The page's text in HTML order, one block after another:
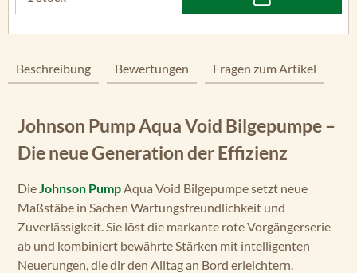
Beschreibung Bewertungen Fragen zum Artikel
Johnson Pump Aqua Void Bilgepumpe –
Die neue Generation der Effizienz
DieJohnson PumpAqua Void Bilgepumpe setzt neue
Maßstäbe in Sachen Wartungsfreundlichkeit und
Zuverlässigkeit. Sie löst die markante rote Vorgängerserie
ab und kombiniert bewährte Stärken mit intelligenten
Neuerungen, die dir den Alltag an Bord erleichtern.